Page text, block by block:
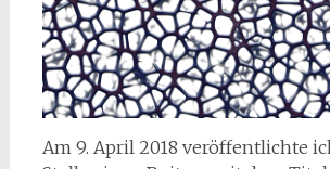
Am 9. April 2018 veröffentlichte